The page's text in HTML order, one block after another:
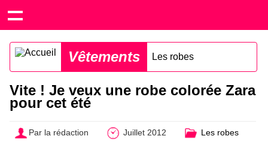
Vêtements Les robes
Vite ! Je veux une robe colorée Zara
pour cet été
Par la rédaction Juillet 2012 Les robes